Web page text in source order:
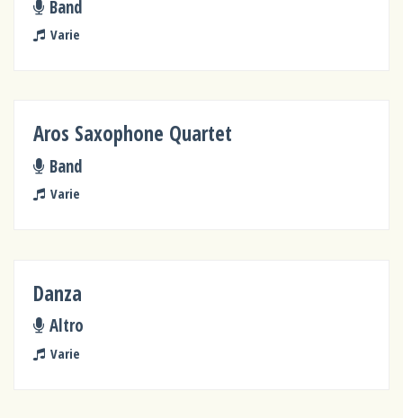
Band
Varie
Aros Saxophone Quartet
Band
Varie
Danza
Altro
Varie